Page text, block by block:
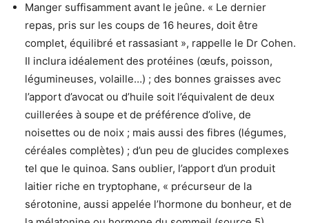
Manger suffisamment avant le jeûne. « Le dernier
repas, pris sur les coups de 16 heures, doit être
complet, équilibré et rassasiant », rappelle le Dr Cohen.
Il inclura idéalement des protéines (œufs, poisson,
légumineuses, volaille…) ; des bonnes graisses avec
l’apport d’avocat ou d’huile soit l’équivalent de deux
cuillerées à soupe et de préférence d’olive, de
noisettes ou de noix ; mais aussi des fibres (légumes,
céréales complètes) ; d’un peu de glucides complexes
tel que le quinoa. Sans oublier, l’apport d’un produit
laitier riche en tryptophane, « précurseur de la
sérotonine, aussi appelée l’hormone du bonheur, et de